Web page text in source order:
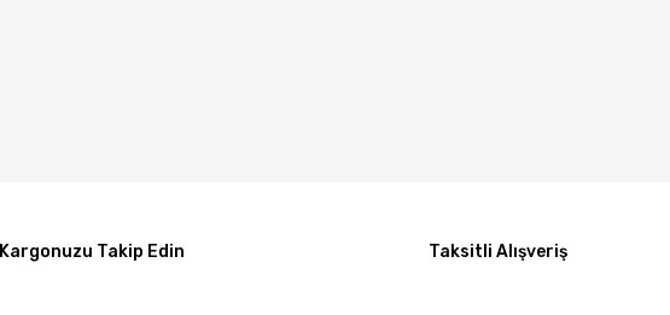
Kargonuzu Takip Edin Taksitli Alışveriş